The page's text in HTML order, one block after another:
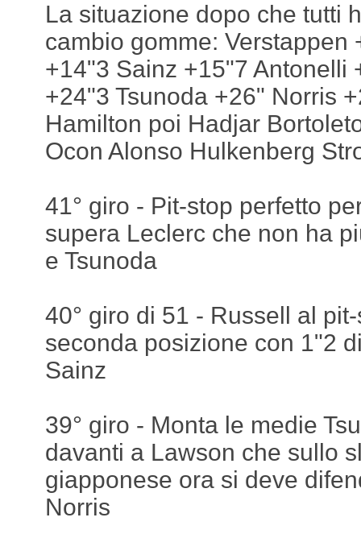
La situazione dopo che tutti
cambio gomme: Verstappen
+14"3 Sainz +15"7 Antonelli
+24"3 Tsunoda +26" Norris
Hamilton poi Hadjar
Ocon Alonso Hulkenberg
41° giro - Pit-stop perfetto
supera Leclerc che non ha
e Tsunoda
40° giro di 51 - Russell al
seconda posizione con 1"2
Sainz
39° giro - Monta le medie
davanti a Lawson che sullo
giapponese ora si deve
Norris